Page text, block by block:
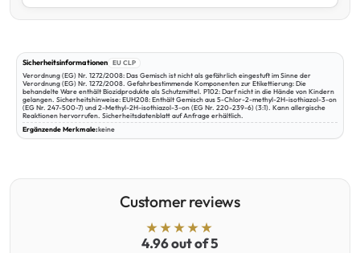
Sicherheitsinformationen EU CLP
Verordnung (EG) Nr. 1272/2008: Das Gemisch ist nicht als gefährlich eingestuft im Sinne der
Verordnung (EG) Nr. 1272/2008. Gefahrbestimmende Komponenten zur Etikettierung: Die
behandelte Ware enthält Biozidprodukte als Schutzmittel. P102: Darf nicht in die Hände von Kindern
gelangen. Sicherheitshinweise: EUH208: Enthält Gemisch aus 5-Chlor-2-methyl-2H-isothiazol-3-on
(EG Nr. 247-500-7) und 2-Methyl-2H-isothiazol-3-on (EG Nr. 220-239-6) (3:1). Kann allergische
Reaktionen hervorrufen. Sicherheitsdatenblatt auf Anfrage erhältlich.
Ergänzende Merkmale:keine
Customer reviews
4.96 out of 5